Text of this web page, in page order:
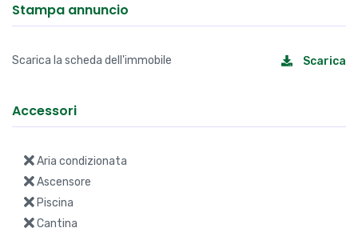
Stampa annuncio
Scarica la scheda dell'immobile Scarica
Accessori
Aria condizionata
Ascensore
Piscina
Cantina